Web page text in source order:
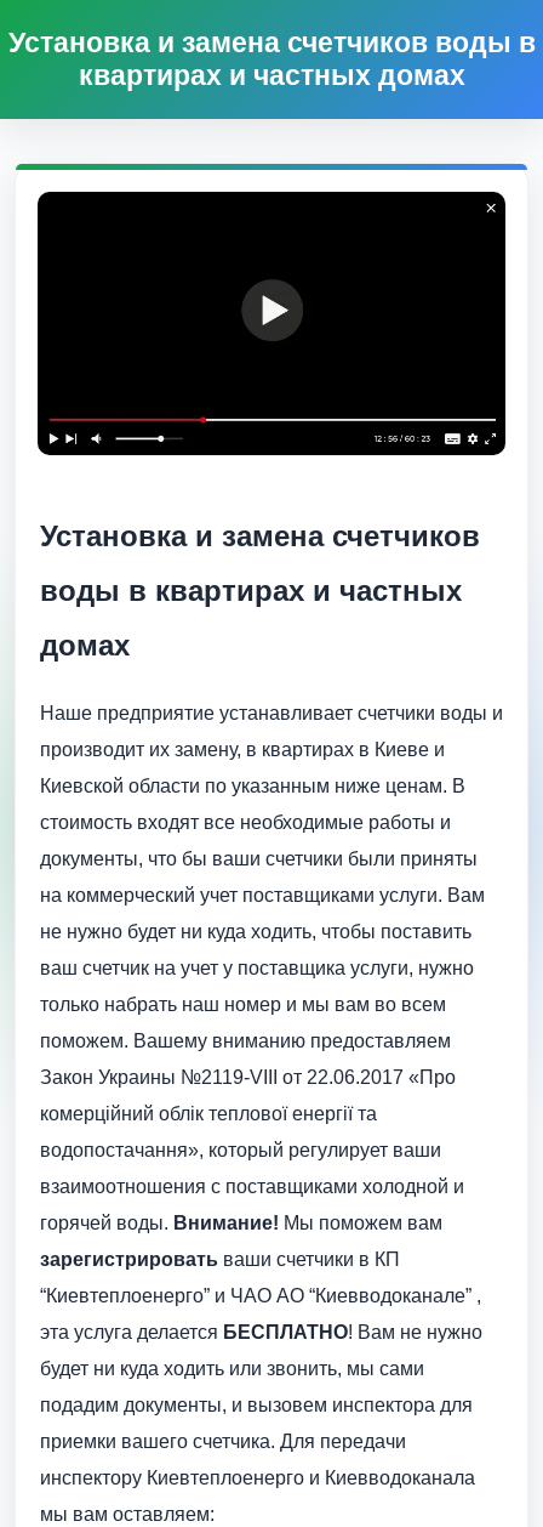
Установка и замена счетчиков воды в
квартирах и частных домах
Установка и замена счетчиков
воды в квартирах и частных
домах
Наше предприятие устанавливает счетчики воды и
производит их замену, в квартирах в Киеве и
Киевской области по указанным ниже ценам. В
стоимость входят все необходимые работы и
документы, что бы ваши счетчики были приняты
на коммерческий учет поставщиками услуги. Вам
не нужно будет ни куда ходить, чтобы поставить
ваш счетчик на учет у поставщика услуги, нужно
только набрать наш номер и мы вам во всем
поможем. Вашему вниманию предоставляем
Закон Украины №2119-VIII от 22.06.2017 «Про
комерційний облік теплової енергії та
водопостачання», который регулирует ваши
взаимоотношения с поставщиками холодной и
горячей воды. Внимание! Мы поможем вам
зарегистрировать ваши счетчики в КП
“Киевтеплоенерго” и ЧАО АО “Киевводоканале” ,
эта услуга делается БЕСПЛАТНО! Вам не нужно
будет ни куда ходить или звонить, мы сами
подадим документы, и вызовем инспектора для
приемки вашего счетчика. Для передачи
инспектору Киевтеплоенерго и Киевводоканала
мы вам оставляем: